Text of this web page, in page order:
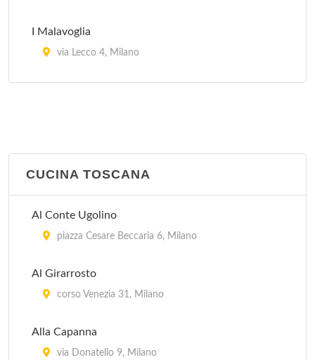
I Malavoglia
via Lecco 4, Milano
viale Gian Galeazzo 6, Milano
CUCINA TOSCANA
Al Conte Ugolino
piazza Cesare Beccaria 6, Milano
Al Girarrosto
corso Venezia 31, Milano
Alla Capanna
via Donatello 9, Milano